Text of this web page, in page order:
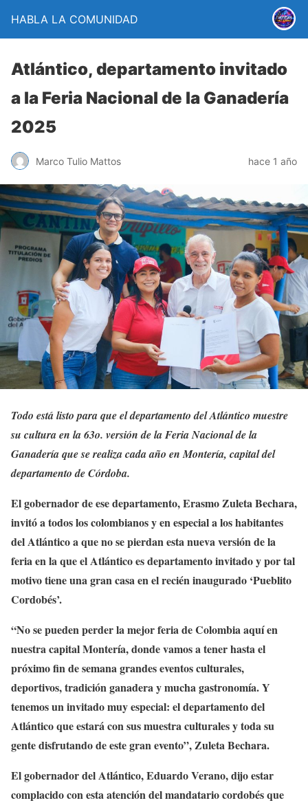
HABLA LA COMUNIDAD
Atlántico, departamento invitado
a la Feria Nacional de la Ganadería
2025
Marco Tulio Mattos hace 1 año
Todo está listo para que el departamento del Atlántico muestre
su cultura en la 63o. versión de la Feria Nacional de la
Ganadería que se realiza cada año en Montería, capital del
departamento de Córdoba.
El gobernador de ese departamento, Erasmo Zuleta Bechara,
invitó a todos los colombianos y en especial a los habitantes
del Atlántico a que no se pierdan esta nueva versión de la
feria en la que el Atlántico es departamento invitado y por tal
motivo tiene una gran casa en el recién inaugurado ‘Pueblito
Cordobés’.
“No se pueden perder la mejor feria de Colombia aquí en
nuestra capital Montería, donde vamos a tener hasta el
próximo fin de semana grandes eventos culturales,
deportivos, tradición ganadera y mucha gastronomía. Y
tenemos un invitado muy especial: el departamento del
Atlántico que estará con sus muestra culturales y toda su
gente disfrutando de este gran evento”, Zuleta Bechara.
El gobernador del Atlántico, Eduardo Verano, dijo estar
complacido con esta atención del mandatario cordobés que